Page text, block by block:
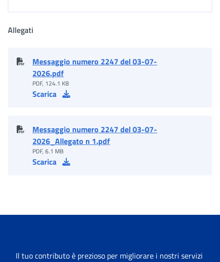
Allegati
Messaggio numero 2247 del 03-07-
2026.pdf
PDF, 124.1 KB
Scarica
Messaggio numero 2247 del 03-07-
2026_Allegato n 1.pdf
PDF, 6.1 MB
Scarica
Il tuo contributo è prezioso per migliorare i nostri servizi